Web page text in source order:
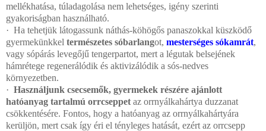
mellékhatása, túladagolása nem lehetséges, igény szerinti
gyakoriságban használható.
· Ha tehetjük látogassunk náthás-köhögős panaszokkal küszködő
gyermekünkkel természetes sóbarlangot, mesterséges sókamrát,
vagy sópárás levegőjű tengerpartot, mert a légutak belsejének
hámrétege regenerálódik és aktivizálódik a sós-nedves
környezetben.
· Használjunk csecsemők, gyermekek részére ajánlott
hatóanyag tartalmú orrcseppet az orrnyálkahártya duzzanat
csökkentésére. Fontos, hogy a hatóanyag az orrnyálkahártyára
kerüljön, mert csak így éri el tényleges hatását, ezért az orrcsepp